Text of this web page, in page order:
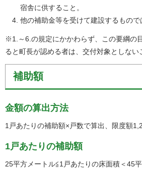
宿舎に供すること。
他の補助金等を受けて建設するもので
※1.～6.の規定にかかわらず、この要綱の
ると町長が認める者は、交付対象としない
補助額
金額の算出方法
1戸あたりの補助額×戸数で算出、限度額
1戸あたりの補助額
25平方メートル≦1戸あたりの床面積＜45